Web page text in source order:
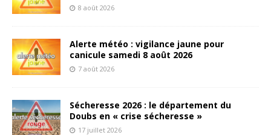
8 août 2026
Alerte météo : vigilance jaune pour
canicule samedi 8 août 2026
7 août 2026
Sécheresse 2026 : le département du
Doubs en « crise sécheresse »
17 juillet 2026